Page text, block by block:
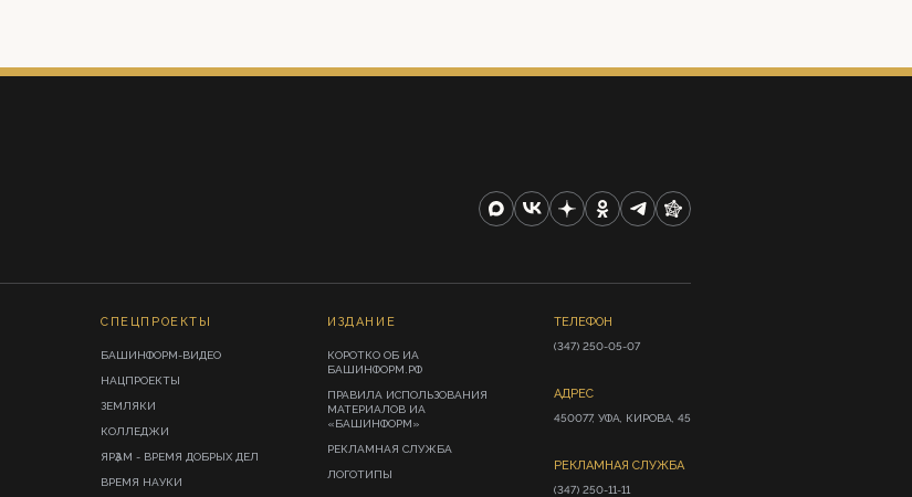
СПЕЦПРОЕКТЫ
БАШИНФОРМ-ВИДЕО
НАЦПРОЕКТЫ
ЗЕМЛЯКИ
КОЛЛЕДЖИ
ЯРҘАМ - ВРЕМЯ ДОБРЫХ ДЕЛ
ВРЕМЯ НАУКИ
ИЗДАНИЕ
КОРОТКО ОБ ИА
БАШИНФОРМ.РФ
ПРАВИЛА ИСПОЛЬЗОВАНИЯ
МАТЕРИАЛОВ ИА
«БАШИНФОРМ»
РЕКЛАМНАЯ СЛУЖБА
ЛОГОТИПЫ
ТЕЛЕФОН
(347) 250-05-07
АДРЕС
450077, УФА, КИРОВА, 45
РЕКЛАМНАЯ СЛУЖБА
(347) 250-11-11